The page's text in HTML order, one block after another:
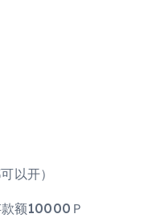
以开）
额10000Ｐ